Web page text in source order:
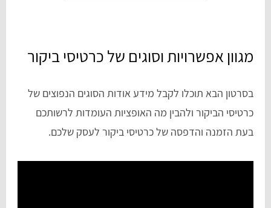
מגוון אפשרויות וסוגים של כרטיסי ביקור
בסרטון הבא תוכלו לקבל מידע אודות הסוגים הנפוצים של
כרטיסי הביקור ולהבין מה האופציות העומדות לרשותכם
בעת הזמנה והדפסה של כרטיסי ביקור לעסק שלכם.